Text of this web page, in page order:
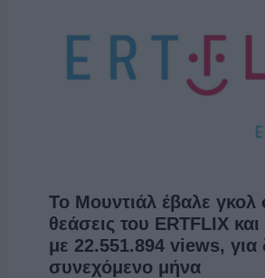
Το Μουντιάλ έβαλε γκολ
θεάσεις του ERTFLIX και
με 22.551.894 views, για
συνεχόμενο μήνα